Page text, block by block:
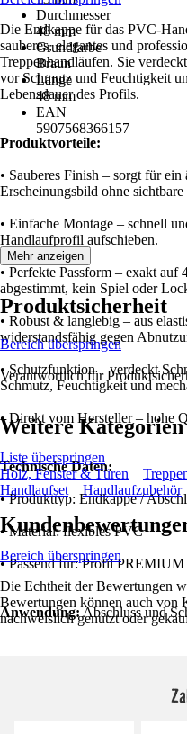
Durchmesser
48 mm
Grundfarbe
Braun
Länge
48 mm
EAN
5907568366157
Die Endkappe für das PVC-
sauberes, elegantes und
Treppenhandläufen. Sie
vor Schmutz und Feuchtigkeit
Lebensdauer des Profils.
Produktvorteile:
• Sauberes Finish – sorgt für ein
Erscheinungsbild ohne
• Einfache Montage – schnell
Handlaufprofil aufschieben.
• Perfekte Passform – exakt
abgestimmt, kein Spiel oder
• Robust & langlebig – aus
widerstandsfähig gegen
• Schutzfunktion – verdeckt
Schmutz, Feuchtigkeit und
• Direkt vom Hersteller – hohe
Technische Daten:
• Produkttyp: Endkappe /
• Material: flexibles PVC
• Passend für: Profil
Anwendung:Abschluss und
Mehr anzeigen
Produktsicherheit
Bereich überspringen
Verantwortlich für
Weitere Kategorien
Liste überspringen
Holz, Fenster & Türen
Handlaufset
Handlaufzubehör
Bereich überspringen
Die Echtheit der Bewertungen
Bewertungen können auch von
nachweislich genutzt oder